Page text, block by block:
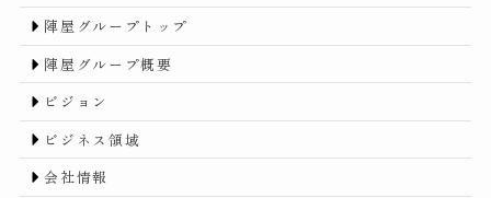
陣屋グループトップ
陣屋グループ概要
ビジョン
ビジネス領域
会社情報